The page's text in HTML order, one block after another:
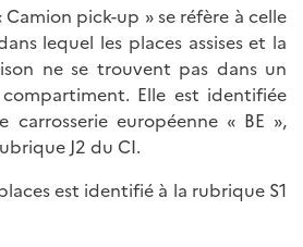
Camion pick-up » se réfère à celle
lequel les places assises et la
ne se trouvent pas dans un
Elle est identifiée
carrosserie européenne « BE »,
J2 du CI.
est identifié à la rubrique S1